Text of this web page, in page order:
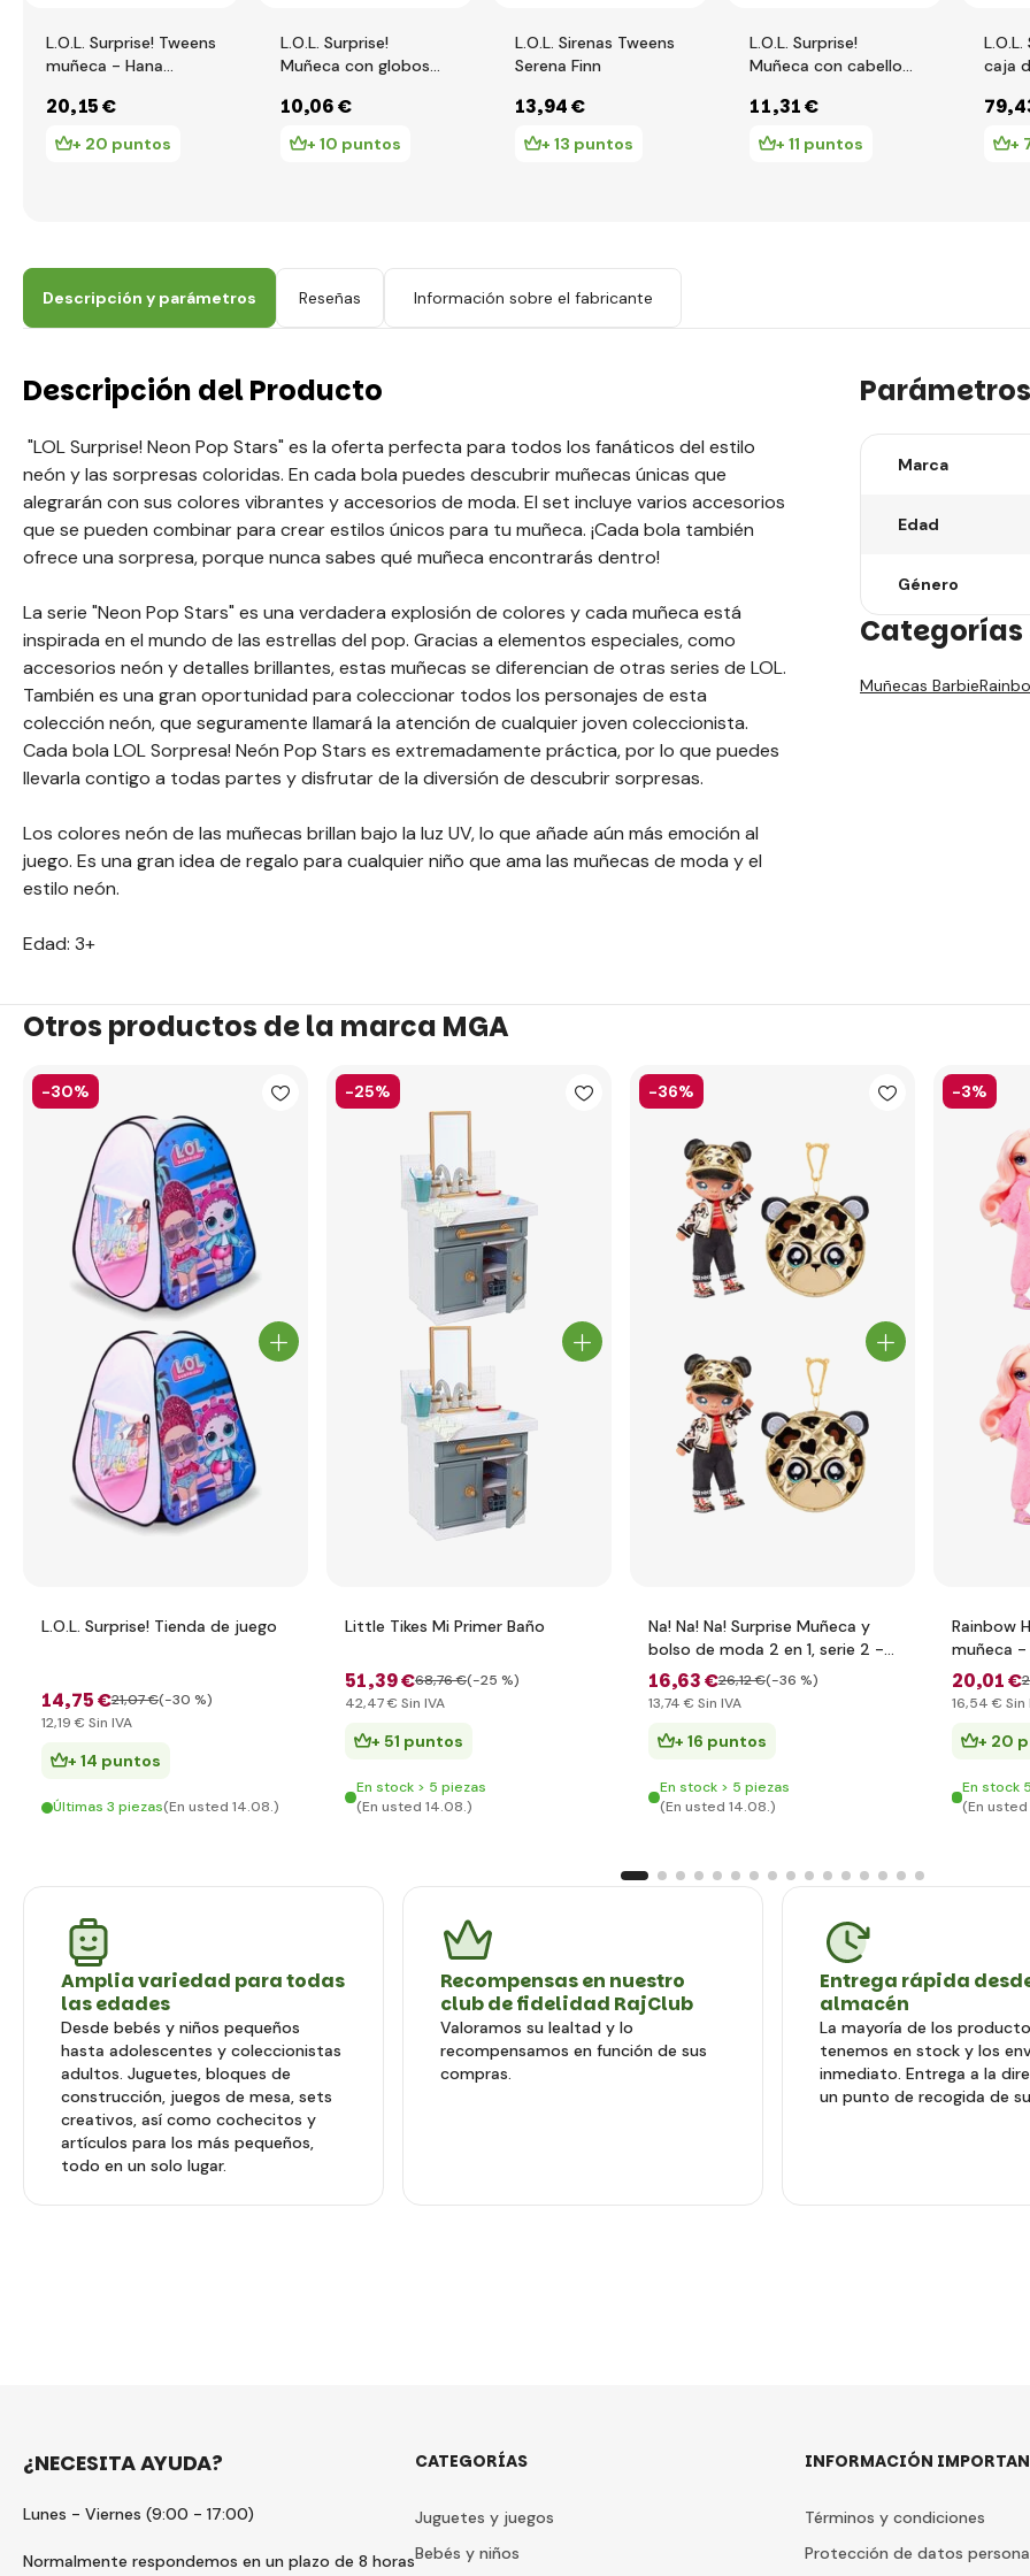
L.O.L. Surprise! Tweens
muñeca - Hana
20,15 €
+ 20 puntos
L.O.L. Surprise!
Muñeca con globos
10,06 €
+ 10 puntos
L.O.L. Sirenas Tweens
Serena Finn
13,94 €
+ 13 puntos
L.O.L. Surprise!
Muñeca con cabello
11,31 €
+ 11 puntos
caja
79
+
Descripción y parámetros Reseñas Información sobre el fabricante
Descripción del Producto
"LOL Surprise! Neon Pop Stars" es la oferta perfecta para todos los fanáticos del estilo
neón y las sorpresas coloridas. En cada bola puedes descubrir muñecas únicas que
alegrarán con sus colores vibrantes y accesorios de moda. El set incluye varios accesorios
que se pueden combinar para crear estilos únicos para tu muñeca. ¡Cada bola también
ofrece una sorpresa, porque nunca sabes qué muñeca encontrarás dentro!
La serie "Neon Pop Stars" es una verdadera explosión de colores y cada muñeca está
inspirada en el mundo de las estrellas del pop. Gracias a elementos especiales, como
accesorios neón y detalles brillantes, estas muñecas se diferencian de otras series de LOL.
También es una gran oportunidad para coleccionar todos los personajes de esta
colección neón, que seguramente llamará la atención de cualquier joven coleccionista.
Cada bola LOL Sorpresa! Neón Pop Stars es extremadamente práctica, por lo que puedes
llevarla contigo a todas partes y disfrutar de la diversión de descubrir sorpresas.
Los colores neón de las muñecas brillan bajo la luz UV, lo que añade aún más emoción al
juego. Es una gran idea de regalo para cualquier niño que ama las muñecas de moda y el
estilo neón.
Edad: 3+
Parámetros
Marca
Edad
Género
Muñecas Barbie
Otros productos de la marca MGA
-30%
L.O.L. Surprise! Tienda de juego
14,75 €21,07 €(-30 %)
12,19 € Sin IVA
+ 14 puntos
Últimas 3 piezas(En usted 14.08.)
-25%
Little Tikes Mi Primer Baño
51,39 €68,76 €(-25 %)
42,47 € Sin IVA
+ 51 puntos
En stock > 5 piezas
(En usted 14.08.)
-36%
Na! Na! Na! Surprise Muñeca y
bolso de moda 2 en 1, serie 2 -
Gianni Wilde
16,63 €26,12 €(-36 %)
13,74 € Sin IVA
+ 16 puntos
En stock > 5 piezas
(En usted 14.08.)
-3%
Rainbow
muñeca -
20,01 €
16,54 € Sin
+ 20
En stock
(En
Amplia variedad para todas
las edades
Desde bebés y niños pequeños
hasta adolescentes y coleccionistas
adultos. Juguetes, bloques de
construcción, juegos de mesa, sets
creativos, así como cochecitos y
artículos para los más pequeños,
todo en un solo lugar.
Recompensas en nuestro
club de fidelidad RajClub
Valoramos su lealtad y lo
recompensamos en función de sus
compras.
Entrega rápida
almacén
La mayoría de los
tenemos en stock y los
inmediato. Entrega a la
un punto de recogida de
¿NECESITA AYUDA?
Lunes - Viernes (9:00 - 17:00)
Normalmente respondemos en un plazo de 8 horas
CATEGORÍAS
Juguetes y juegos
Bebés y niños
INFORMACIÓN
Términos y condiciones
Protección de datos